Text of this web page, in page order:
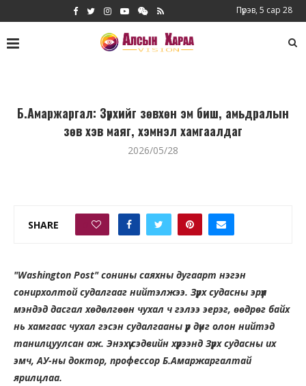
Пүрэв, 5 сар 28
Б.Амаржаргал: Зүрхийг зөвхөн эм биш, амьдралын
зөв хэв маяг, хэмнэл хамгаалдаг
2026/05/28
SHARE
"Washington Post" сонины саяхны дугаарт нэгэн
сонирхолтой судалгааг нийтэлжээ. Зүрх судасны эрүүл
мэндэд дасгал хөдөлгөөн чухал ч гэлээ эерэг, өөдрөг байх
нь хамгаас чухал гэсэн судалгааны үр дүнг олон нийтэд
танилцуулсан аж. Энэхүү сэдвийн хүрээнд Зүрх судасны их
эмч, АУ-ны доктор, профессор Б.Амаржаргалтай
ярилцлаа.